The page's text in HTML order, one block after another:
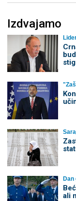
Izdvajamo
Dan
ali